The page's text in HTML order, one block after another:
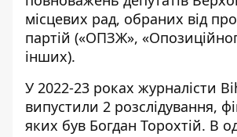
місцевих рад, обраних від
партій («ОПЗЖ»,
інших).
У 2022-23 роках журналісти
випустили 2 розслідування,
яких був Богдан Торохтій. В